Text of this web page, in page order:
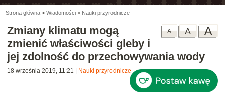
Strona główna > Wiadomości > Nauki przyrodnicze
A
A
A
Zmiany klimatu mogą
zmienić właściwości gleby i
jej zdolność do przechowywania wody
18 września 2019, 11:21 Nauki przyrodnicze